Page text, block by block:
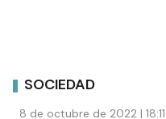
SOCIEDAD
8 de octubre de 2022 |